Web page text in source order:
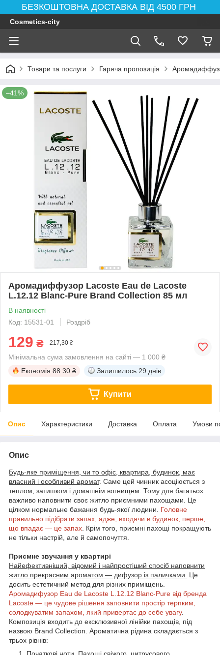
БЕЗКОШТОВНА ДОСТАВКА ВІД 4500 ГРН
Cosmetics-city
Товари та послуги Гаряча пропозиція
–41%
Аромадиффузор Lacoste Eau de Lacoste
L.12.12 Blanc-Pure Brand Collection 85 мл
В наявності
Код: 15531-01
Роздріб
129 ₴ 217,30 ₴
Мінімальна сума замовлення на сайті — 1 000 ₴
Економія 88.30 ₴ Залишилось 29 днів
Купити
Опис Характеристики Доставка Оплата Умови
Опис
Будь-яке приміщення, чи то офіс, квартира, будинок, має
власний і особливий аромат. Саме цей чинник асоціюється з
теплом, затишком і домашнім вогнищем. Тому для багатьох
важливо наповнити своє житло приємними пахощами. Це
цілком нормальне бажання будь-якої людини. Головне
правильно підібрати запах, адже, входячи в будинок, перше,
що впадає — це запах . Крім того, приємні пахощі покращують
не тільки настрій, але й самопочуття.
Приємне звучання у квартирі
Найефективніший, відомий і найпростіший спосіб наповнити
житло прекрасним ароматом — дифузор із паличками.
Це
досить естетичний метод для різних приміщень.
Аромадифузор Eau de Lacoste L.12.12 Blanc-Pure від бренда
Lacoste — це чудове рішення заповнити простір терпким,
солодкуватим запахом, який привертає до себе увагу.
Композиція входить до ексклюзивної лінійки пахощів, під
назвою Brand Collection. Ароматична рідина складається з
трьох рівнів:
Початкові ноти. Пахощі свіжого, цитрусового